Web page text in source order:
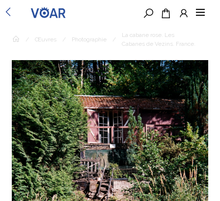
/ Œuvres / Photographie /
La cabane rose. Les
Cabanes de Vezins. France.